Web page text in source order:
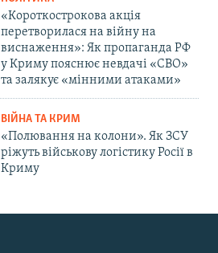
«Короткострокова акція
перетворилася на війну на
виснаження»: Як пропаганда РФ
у Криму пояснює невдачі «СВО»
та залякує «мінними атаками»
ВІЙНА ТА КРИМ
«Полювання на колони». Як ЗСУ
ріжуть військову логістику Росії в
Криму